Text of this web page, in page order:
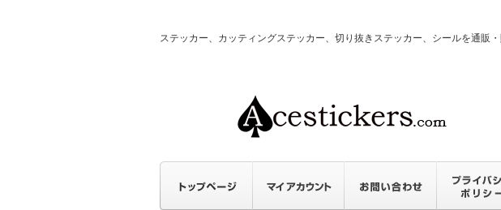
ステッカー、カッティングステッカー、切り抜きステッカー、シールを通販